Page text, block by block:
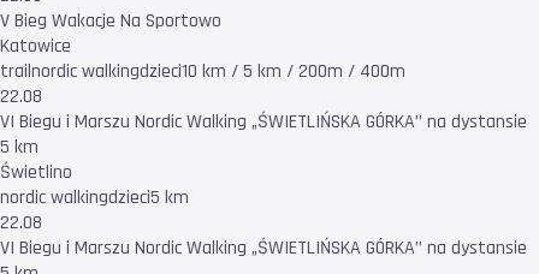
V Bieg Wakacje Na Sportowo
Katowice
trailnordic walkingdzieci10 km / 5 km / 200m / 400m
22.08
VI Biegu i Marszu Nordic Walking „ŚWIETLIŃSKA GÓRKA’’ na dystansie
5 km
Świetlino
nordic walkingdzieci5 km
22.08
VI Biegu i Marszu Nordic Walking „ŚWIETLIŃSKA GÓRKA’’ na dystansie